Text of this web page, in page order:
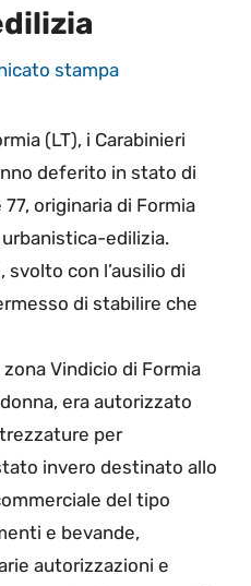
stampa
(LT), i Carabinieri
deferito in stato di
originaria di Formia
edilizia.
con l’ausilio di
di stabilire che
Vindicio di Formia
era autorizzato
per
invero destinato allo
del tipo
e bevande,
autorizzazioni e